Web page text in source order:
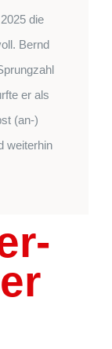
die
Bernd
er als
(an-)
weiterhin